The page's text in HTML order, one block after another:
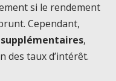
si le rendement
Cependant,
,
des taux d’intérêt.